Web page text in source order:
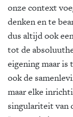
onze context
denken en te
dus altijd ook
tot de
eigening maar
ook de
maar elke
singulariteit van